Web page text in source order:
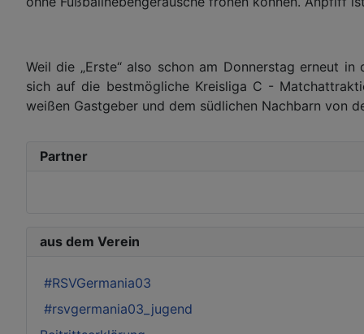
Weil die „Erste“ also schon am Donnerstag erneut
sich auf die bestmögliche Kreisliga C -
weißen Gastgeber und dem südlichen Nachbarn von
Partner
aus dem Verein
#RSVGermania03
#rsvgermania03_jugend